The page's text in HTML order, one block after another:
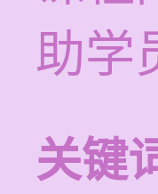
助学
关键